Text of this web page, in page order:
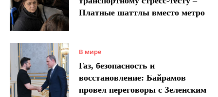
Платные шаттлы вместо метро
В мире
Газ, безопасность и
восстановление: Байрамов
провел переговоры с Зеленским